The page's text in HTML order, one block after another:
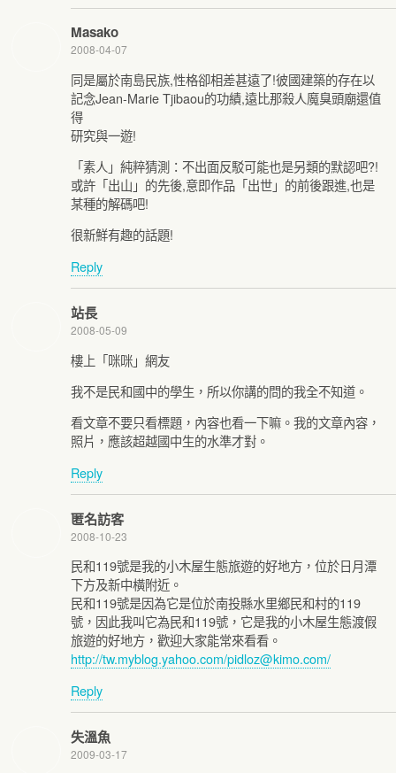
Masako
2008-04-07
同是屬於南島民族,性格卻相差甚遠了!彼國建築的存在以
記念Jean-Marie Tjibaou的功績,遠比那殺人魔臭頭廟還值
得
研究與一遊!
「素人」純粹猜測：不出面反駁可能也是另類的默認吧?!
或許「出山」的先後,意即作品「出世」的前後跟進,也是
某種的解碼吧!
很新鮮有趣的話題!
Reply
站長
2008-05-09
樓上「咪咪」網友
我不是民和國中的學生，所以你講的問的我全不知道。
看文章不要只看標題，內容也看一下嘛。我的文章內容，
照片，應該超越國中生的水準才對。
Reply
匿名訪客
2008-10-23
民和119號是我的小木屋生態旅遊的好地方，位於日月潭
下方及新中橫附近。
民和119號是因為它是位於南投縣水里鄉民和村的119
號，因此我叫它為民和119號，它是我的小木屋生態渡假
旅遊的好地方，歡迎大家能常來看看。
http://tw.myblog.yahoo.com/pidloz@kimo.com/
Reply
失溫魚
2009-03-17